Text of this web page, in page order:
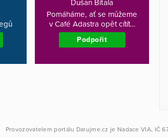
Dušan Bitala
Pomáháme, ať se můžeme
v Café Adastra opět cítít…
Podpořit
Provozovatelem portálu Darujme.cz je Nadace VIA, IČ